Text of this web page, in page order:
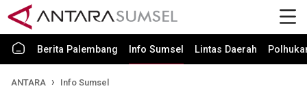
Berita Palembang Info Sumsel Lintas Daerah
ANTARA Info Sumsel